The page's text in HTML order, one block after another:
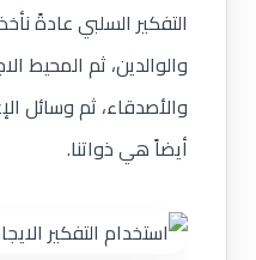
التفكير السلبي عادةً
والوالدين، ثم المحيط
والأصدقاء، ثم وسائل
أيضاً هي ذواتنا.